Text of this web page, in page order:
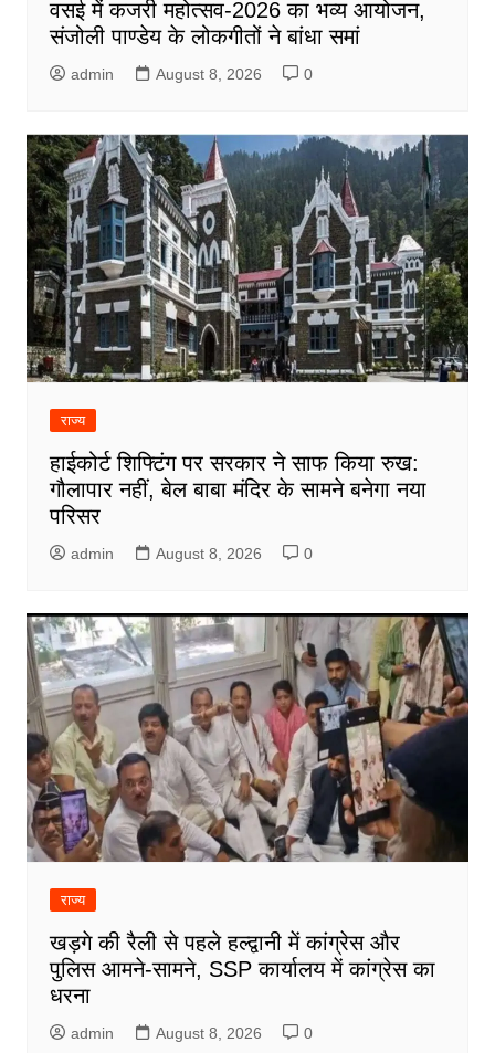
वसई में कजरी महोत्सव-2026 का भव्य आयोजन,
संजोली पाण्डेय के लोकगीतों ने बांधा समां
admin August 8, 2026 0
राज्य
हाईकोर्ट शिफ्टिंग पर सरकार ने साफ किया रुख:
गौलापार नहीं, बेल बाबा मंदिर के सामने बनेगा नया
परिसर
admin August 8, 2026 0
राज्य
खड़गे की रैली से पहले हल्द्वानी में कांग्रेस और
पुलिस आमने-सामने, SSP कार्यालय में कांग्रेस का
धरना
admin August 8, 2026 0